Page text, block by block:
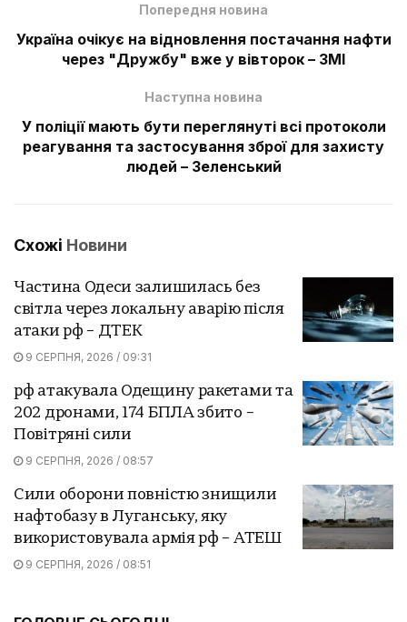
Попередня новина
Україна очікує на відновлення постачання нафти
через "Дружбу" вже у вівторок – ЗМІ
Наступна новина
У поліції мають бути переглянуті всі протоколи
реагування та застосування зброї для захисту
людей – Зеленський
Схожі Новини
Частина Одеси залишилась без
світла через локальну аварію після
атаки рф – ДТЕК
9 СЕРПНЯ, 2026 / 09:31
рф атакувала Одещину ракетами та
202 дронами, 174 БПЛА збито –
Повітряні сили
9 СЕРПНЯ, 2026 / 08:57
Сили оборони повністю знищили
нафтобазу в Луганську, яку
використовувала армія рф – АТЕШ
9 СЕРПНЯ, 2026 / 08:51